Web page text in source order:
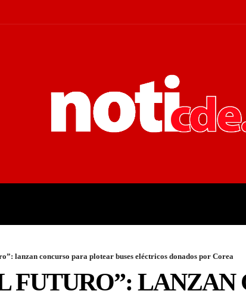
lanzan concurso para plotear buses eléctricos donados por Corea
FUTURO”: LANZAN